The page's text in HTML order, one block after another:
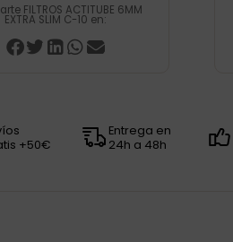
FILTROS ACTITUBE 6MM
EXTRA SLIM C-10 en:
+50€
Entrega en
24h a 48h